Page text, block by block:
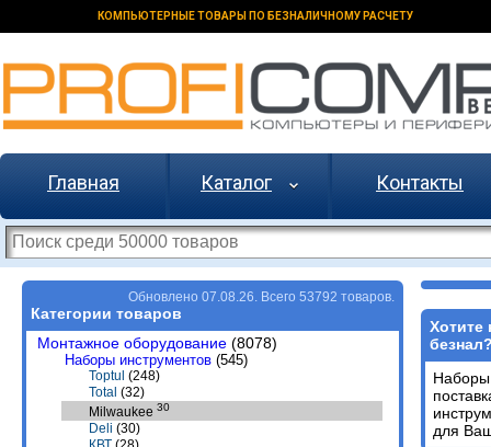
КОМПЬЮТЕРНЫЕ ТОВАРЫ ПО БЕЗНАЛИЧНОМУ РАСЧЕТУ
Главная Каталог Контакты
Обновлено 07.08.26. Всего 53792 товаров.
Категории товаров
Монтажное оборудование (8078)
Наборы инструментов (545)
Toptul (248)
Total (32)
Milwaukee 30
Deli (30)
Хотите
для